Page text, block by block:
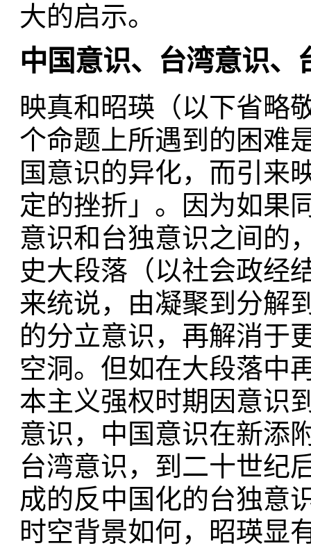
大的启示。
中国意识、台湾意识、
映真和昭瑛（以下省略
个命题上所遇到的困难
国意识的异化，而引来
定的挫折」。因为如果
意识和台独意识之间的
史大段落（以社会政经
来统说，由凝聚到分解
的分立意识，再解消于
空洞。但如在大段落中
本主义强权时期因意识
意识，中国意识在新添
台湾意识，到二十世纪
成的反中国化的台独意
时空背景如何，昭瑛显